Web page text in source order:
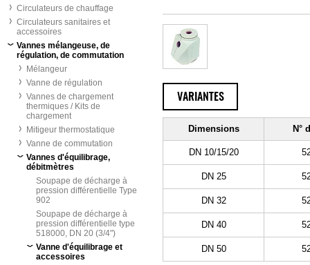
Circulateurs de chauffage
Circulateurs sanitaires et
accessoires
Vannes mélangeuse, de
régulation, de commutation
Mélangeur
Vanne de régulation
Vannes de chargement
thermiques / Kits de
chargement
Mitigeur thermostatique
Vanne de commutation
Vannes d'équilibrage,
débitmètres
Soupape de décharge à
pression différentielle Type
902
Soupape de décharge à
pression différentielle type
518000, DN 20 (3/4")
Vanne d'équilibrage et
accessoires
VARIANTES
Dimensions N°
DN 10/15/20
DN 25
DN 32
DN 40
DN 50